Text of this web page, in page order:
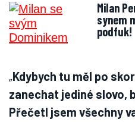
Milan
synem
podfuk!
„Kdybych tu měl po
zanechat jediné slovo,
Přečetl jsem všechny